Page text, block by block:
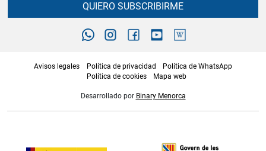
QUIERO SUBSCRIBIRME
Avisos legales Política de privacidad
Política de WhatsApp
Política de cookies
Mapa web
Desarrollado por Binary Menorca